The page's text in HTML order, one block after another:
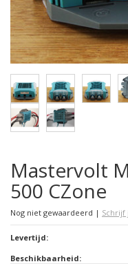
Mastervolt
500 CZone
Nog niet gewaardeerd | Schrijf
Levertijd:
Beschikbaarheid: